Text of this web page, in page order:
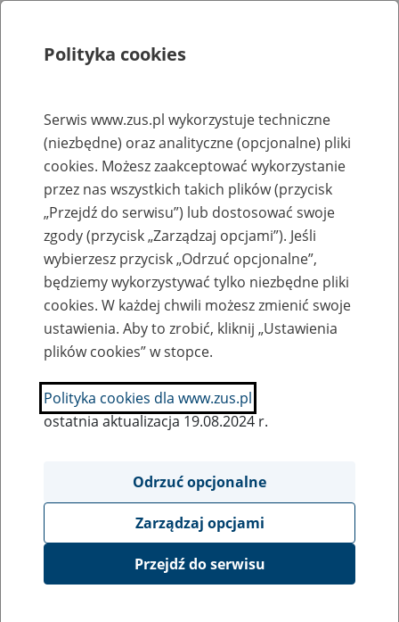
Rejestry, ewidencje i archiwa
Baza zlikwidowanych lub
przekształconych zakładów pracy
Nazwa zakładu pracy:
SZUKAJ
Ukryj wszystkie pozycje bazy
INTER COMPLEX Spółka z o.o., 15-
Polityka cookies
Serwis www.zus.pl wykorzystuje techniczne
(niezbędne) oraz analityczne (opcjonalne) pliki
cookies. Możesz zaakceptować wykorzystanie
przez nas wszystkich takich plików (przycisk
„Przejdź do serwisu”) lub dostosować swoje
zgody (przycisk „Zarządzaj opcjami”). Jeśli
wybierzesz przycisk „Odrzuć opcjonalne”,
będziemy wykorzystywać tylko niezbędne pliki
cookies. W każdej chwili możesz zmienić swoje
ustawienia. Aby to zrobić, kliknij „Ustawienia
plików cookies” w stopce.
Polityka cookies dla www.zus.pl
ostatnia aktualizacja 19.08.2024 r.
Odrzuć opcjonalne
Zarządzaj opcjami
Przejdź do serwisu